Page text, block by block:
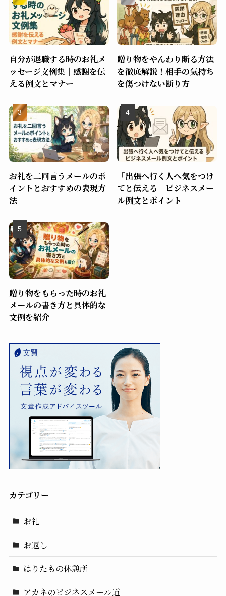
自分が退職する時のお礼メ
ッセージ文例集｜感謝を伝
える例文とマナー
贈り物をやんわり断る方法
を徹底解説！相手の気持ち
を傷つけない断り方
お礼を二回言うメールのポ
イントとおすすめの表現方
法
「出張へ行く人へ気をつけ
てと伝える」ビジネスメー
ル例文とポイント
贈り物をもらった時のお礼
メールの書き方と具体的な
文例を紹介
カテゴリー
お礼
お返し
はりたもの休憩所
アカネのビジネスメール道